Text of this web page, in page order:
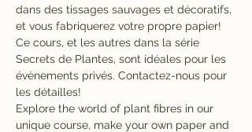
dans des tissages sauvages et décoratifs,
et vous fabriquerez votre propre papier!
Ce cours, et les autres dans la série
Secrets de Plantes, sont idéales pour les
évènements privés. Contactez-nous pour
les détailles!
Explore the world of plant fibres in our
unique course, make your own paper and